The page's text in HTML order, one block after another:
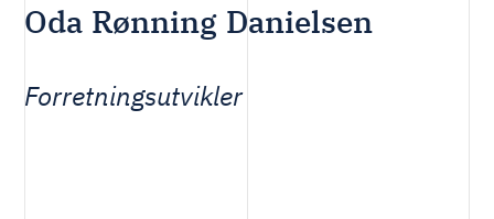
Oda Rønning Danielsen
Forretningsutvikler